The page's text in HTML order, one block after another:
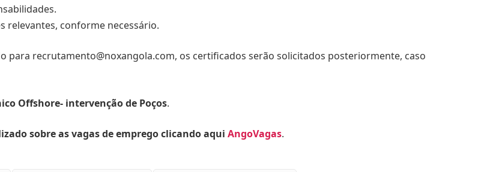
relevantes, conforme necessário.
para recrutamento@noxangola.com, os certificados serão solicitados posteriormente, caso
Offshore- intervenção de Poços.
sobre as vagas de emprego clicando aqui AngoVagas.